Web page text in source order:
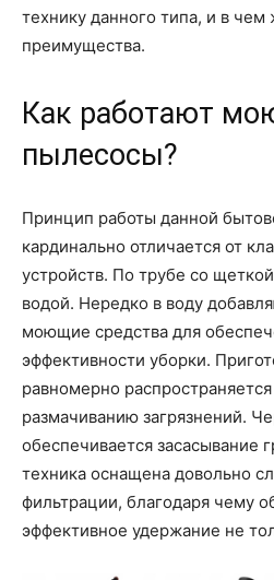
технику данного типа, и в
преимущества.
Как работают
пылесосы?
Принцип работы данной
кардинально отличается от
устройств. По трубе со
водой. Нередко в воду
моющие средства для
эффективности уборки.
равномерно
размачиванию загрязнений.
обеспечивается засасывание
техника оснащена довольно
фильтрации, благодаря чему
эффективное удержание не